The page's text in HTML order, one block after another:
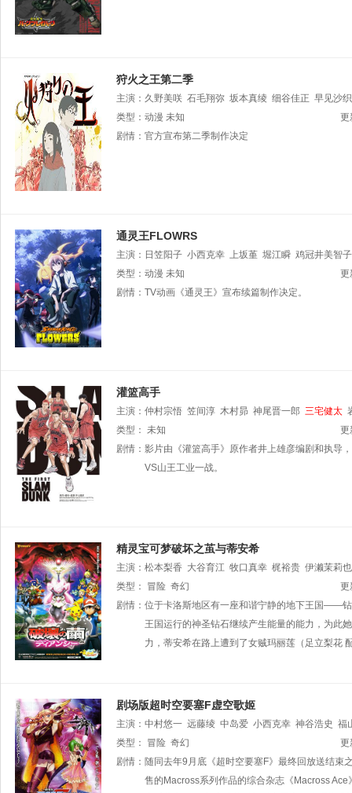
狩火之王第二季
主演： 久野美咲 石毛翔弥 坂本真绫 细谷佳正 早见沙织
类型： 动漫 未知
更
剧情： 官方宣布第二季制作决定
通灵王FLOWRS
主演： 日笠阳子 小西克幸 上坂堇 堀江瞬 鸡冠井美智子
健太
类型： 动漫 未知
更
剧情： TV动画《通灵王》宣布续篇制作决定。
灌篮高手
主演： 仲村宗悟 笠间淳 木村昴 神尾晋一郎 三宅健太
类型： 未知
更
剧情： 影片由《灌篮高手》原作者井上雄彦编剧和执导
VS山王工业一战。
精灵宝可梦破坏之茧与蒂安希
主演： 松本梨香 大谷育江 牧口真幸 梶裕贵 伊濑茉莉也
佐藤健辅 泽井美优 中川
类型： 冒险 奇幻
更
剧情： 位于卡洛斯地区有一座和谐宁静的地下王国——
王国运行的神圣钻石继续产生能量的能力，为此
力，蒂安希在路上遭到了女贼玛丽莲（足立梨花
剧场版超时空要塞F虚空歌姬
主演： 中村悠一 远藤绫 中岛爱 小西克幸 神谷浩史 福
野绫 福原香织 麻生智久 井
类型： 冒险 奇幻
更
剧情： 随同去年9月底《超时空要塞F》最终回放送结束
售的Macross系列作品的综合杂志《Macross